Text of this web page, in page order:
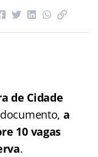
de Cidade
a
10 vagas
.